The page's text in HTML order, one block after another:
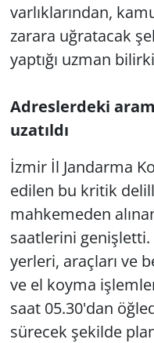
varlıklarından,
zarara uğratacak
yaptığı uzman
Adreslerdeki
uzatıldı
İzmir İl Jandarma
edilen bu kritik
mahkemeden
saatlerini
yerleri, araçları ve
ve el koyma
saat 05.30'dan
sürecek şekilde